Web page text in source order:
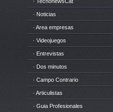
· Noticias
· Area empresas
· Videojuegos
· Entrevistas
· Dos minutos
· Campo Contrario
· Articulistas
· Guia Profesionales